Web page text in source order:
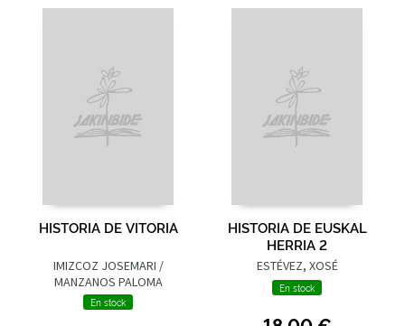
HISTORIA DE VITORIA
IMIZCOZ JOSEMARI /
MANZANOS PALOMA
En stock
HISTORIA DE EUSKAL
HERRIA 2
ESTÉVEZ, XOSÉ
En stock